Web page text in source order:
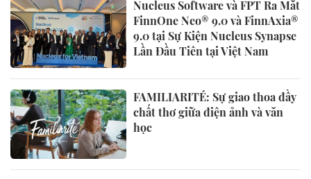
Nucleus Software và FPT Ra Mắt
FinnOne Neo® 9.0 và FinnAxia®
9.0 tại Sự Kiện Nucleus Synapse
Lần Đầu Tiên tại Việt Nam
FAMILIARITÉ: Sự giao thoa đầy
chất thơ giữa điện ảnh và văn
học